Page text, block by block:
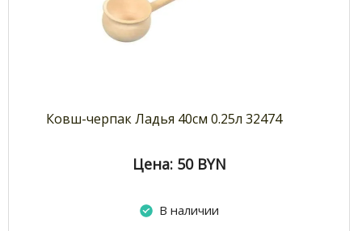
Ковш-черпак Ладья 40см 0.25л 32474
Цена: 50 BYN
В наличии